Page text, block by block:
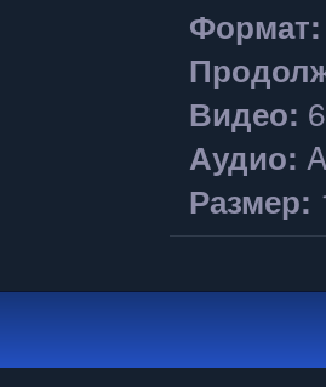
Видео:
Аудио:
Размер: